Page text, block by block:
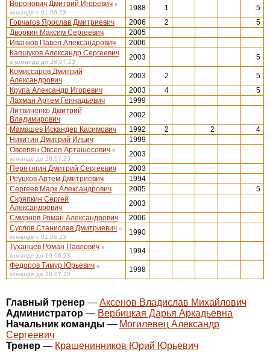
Воронович Дмитрий Игоревич в
команде с 01.06.23
1988 1
5
Горчагов Ярослав Дмитриевич
2006 2
5
Дворкин Максим Сергеевич
2005
Иванков Павел Александрович
2006
Капшуков Александр Сергеевич
в команде до 28.07.23
2003
5
Комиссаров Дмитрий
Александрович
2003 2
5
Крупа Александр Игоревич
2003 4
5
Лахман Артем Геннадьевич
1999
Литвиненко Дмитрий
Владимирович
2002
Мамашев Искандер Касимович
1992 2 2
4
Никитин Дмитрий Ильич
1999
Овсепян Овсеп Арташесович в
команде до 28.07.23
2003
Перетягин Дмитрий Сергеевич
2003
Реуцков Артем Дмитриевич
1994
Сергеев Марк Александрович
2005
5
Скряпкин Сергей
Александрович
2003
Смирнов Роман Александрович
2006
Суслов Станислав Дмитриевич в
команде с 01.06.23
1990
Туханцев Роман Павлович в
команде до 19.06.23
1994
Федоров Тимур Юрьевич в
команде до 28.07.23
1998
Главный тренер — Аксенов Владислав Михайлович
Администратор — Вербицкая Дарья Аркадьевна
Начальник команды — Могилевец Александр
Сергеевич
Тренер — Крашенинников Юрий Юрьевич